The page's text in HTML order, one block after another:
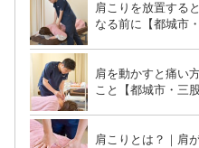
肩こりを放置する
なる前に【都城市
肩を動かすと痛い
こと【都城市・三股
肩こりとは？｜肩